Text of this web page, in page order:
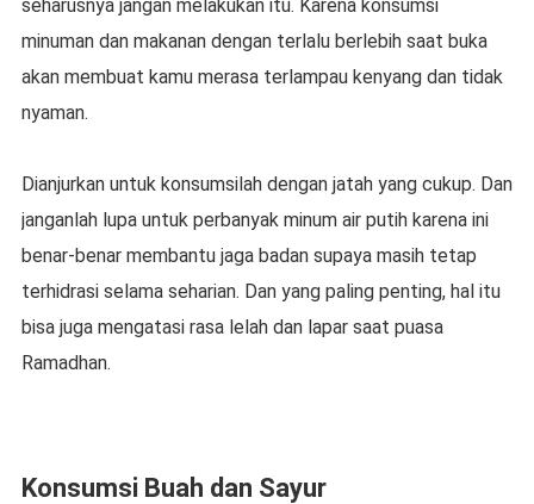
seharusnya jangan melakukan itu. Karena konsumsi
minuman dan makanan dengan terlalu berlebih saat buka
akan membuat kamu merasa terlampau kenyang dan tidak
nyaman.
Dianjurkan untuk konsumsilah dengan jatah yang cukup. Dan
janganlah lupa untuk perbanyak minum air putih karena ini
benar-benar membantu jaga badan supaya masih tetap
terhidrasi selama seharian. Dan yang paling penting, hal itu
bisa juga mengatasi rasa lelah dan lapar saat puasa
Ramadhan.
Konsumsi Buah dan Sayur